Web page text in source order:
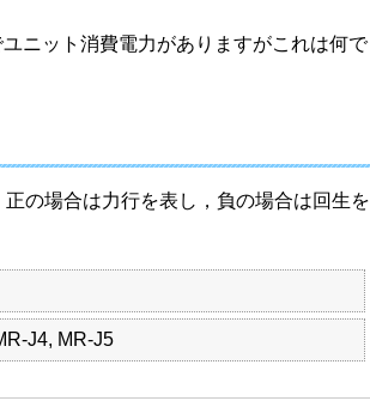
ニット消費電力がありますがこれは何で
の場合は力行を表し，負の場合は回生を
J4, MR-J5